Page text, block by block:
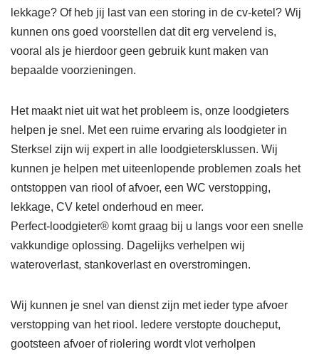
lekkage? Of heb jij last van een storing in de cv-ketel? Wij
kunnen ons goed voorstellen dat dit erg vervelend is,
vooral als je hierdoor geen gebruik kunt maken van
bepaalde voorzieningen.
Het maakt niet uit wat het probleem is, onze loodgieters
helpen je snel. Met een ruime ervaring als loodgieter in
Sterksel zijn wij expert in alle loodgietersklussen. Wij
kunnen je helpen met uiteenlopende problemen zoals het
ontstoppen van riool of afvoer, een WC verstopping,
lekkage, CV ketel onderhoud en meer.
Perfect-loodgieter® komt graag bij u langs voor een snelle
vakkundige oplossing. Dagelijks verhelpen wij
wateroverlast, stankoverlast en overstromingen.
Wij kunnen je snel van dienst zijn met ieder type afvoer
verstopping van het riool. Iedere verstopte doucheput,
gootsteen afvoer of riolering wordt vlot verholpen